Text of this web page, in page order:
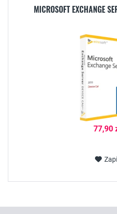
MICROSOFT EXCHANGE
77,90